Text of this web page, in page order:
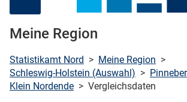
Meine Region
Statistikamt Nord > Meine Region >
Schleswig-Holstein (Auswahl) >
Klein Nordende > Vergleichsdaten